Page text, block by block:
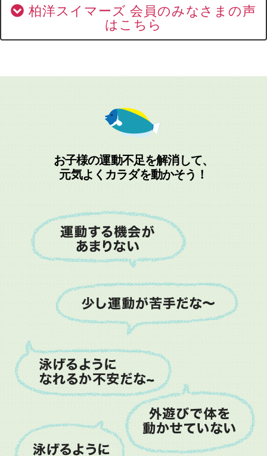
柏洋スイマーズ 会員のみなさまの声
はこちら
お子様の運動不足を解消して、
元気よくカラダを動かそう！